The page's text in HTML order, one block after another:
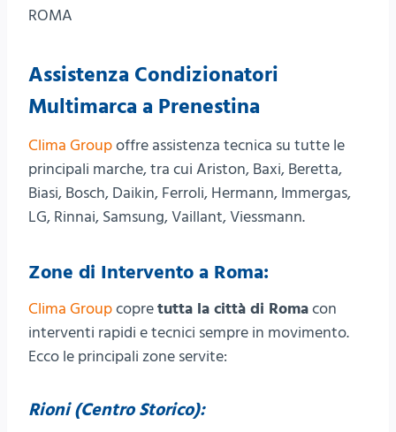
ROMA
Assistenza Condizionatori
Multimarca a Prenestina
Clima Groupoffre assistenza tecnica su tutte le
principali marche, tra cui Ariston, Baxi, Beretta,
Biasi, Bosch, Daikin, Ferroli, Hermann, Immergas,
LG, Rinnai, Samsung, Vaillant, Viessmann.
Zone di Intervento a Roma:
Clima Groupcopretutta la città di Romacon
interventi rapidi e tecnici sempre in movimento.
Ecco le principali zone servite:
Rioni (Centro Storico):